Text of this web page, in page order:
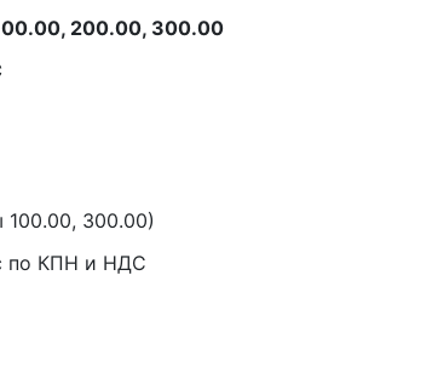
200.00, 300.00
300.00)
по КПН и НДС